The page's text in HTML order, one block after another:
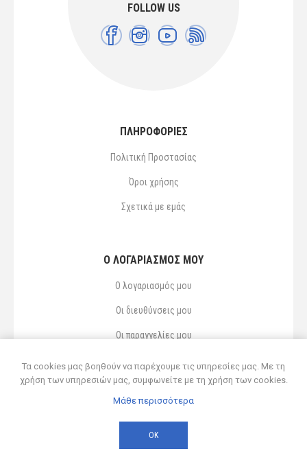
FOLLOW US
ΠΛΗΡΟΦΟΡΙΕΣ
Πολιτική Προστασίας
Όροι χρήσης
Σχετικά με εμάς
Ο ΛΟΓΑΡΙΑΣΜΌΣ ΜΟΥ
Ο λογαριασμός μου
Οι διευθύνσεις μου
Οι παραγγελίες μου
© 2026 Δ ΚΥΡΣΑΝΙΔΗΣ ΚΑΙ ΥΙΟΣ ΟΕ
Τα cookies μας βοηθούν να παρέχουμε τις υπηρεσίες μας. Με τη
χρήση των υπηρεσιών μας, συμφωνείτε με τη χρήση των cookies.
Μάθε περισσότερα
ΟΚ